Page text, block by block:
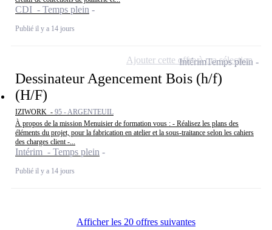
CDI - Temps plein
Publié il y a 14 jours
Dessinateur Agencement Bois (h/f)
(H/F)
IZIWORK - 95 - ARGENTEUIL
À propos de la mission Menuisier de formation vous : - Réalisez les plans des
éléments du projet, pour la fabrication en atelier et la sous-traitance selon les cahiers
des charges client -...
Intérim - Temps plein
Publié il y a 14 jours
IntérimTemps plein
Ajouter cette offre à ma sélection
Afficher les 20 offres suivantes